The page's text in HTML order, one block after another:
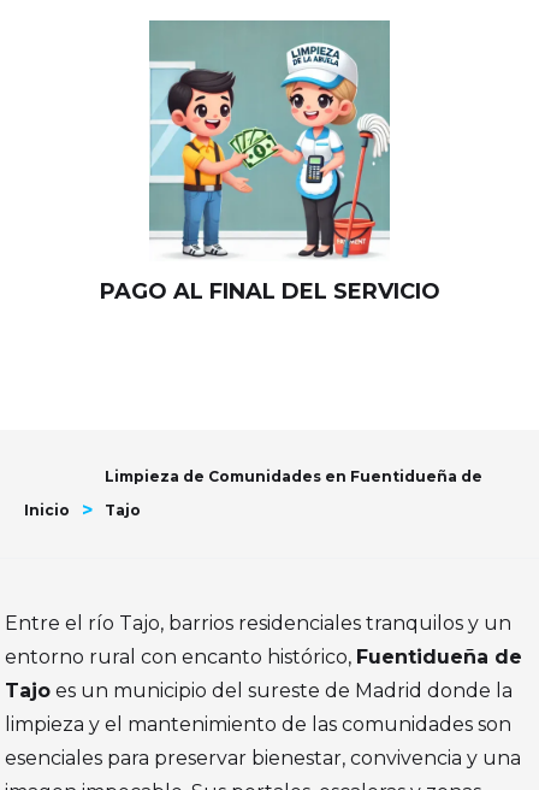
PAGO AL FINAL DEL SERVICIO
Inicio >
Limpieza de Comunidades en Fuentidueña de
Tajo
Entre el río Tajo, barrios residenciales tranquilos y un
entorno rural con encanto histórico, Fuentidueña de
Tajo es un municipio del sureste de Madrid donde la
limpieza y el mantenimiento de las comunidades son
esenciales para preservar bienestar, convivencia y una